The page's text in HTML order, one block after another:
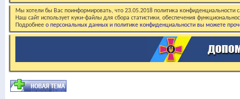
Мы хотели бы Вас поинформировать, что 23.05.2018 политика конфиденциальности
Наш сайт использует куки-файлы для сбора статистики, обеспечения
Подробнее о персональных данных и политике конфиденциальности вы можете